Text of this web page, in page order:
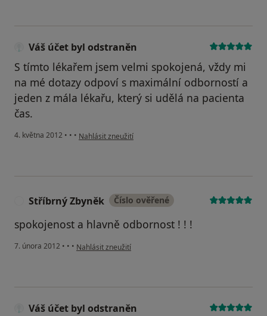
Váš účet byl odstraněn
S tímto lékařem jsem velmi spokojená, vždy mi
na mé dotazy odpoví s maximální odborností a
jeden z mála lékařu, který si udělá na pacienta
čas.
4. května 2012 • • • podle názoru uživatele Váš účet byl odstraněn
Nahlásit zneužití
Stříbrný Zbyněk Číslo ověřené
spokojenost a hlavně odbornost ! ! !
7. února 2012 • • • podle názoru uživatele Stříbrný Zbyněk
Nahlásit zneužití
Váš účet byl odstraněn